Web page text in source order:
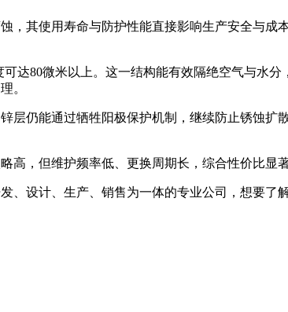
其使用寿命与防护性能直接影响生产安全与成本
80微米以上。这一结构能有效隔绝空气与水分
。
仍能通过牺牲阳极保护机制，继续防止锈蚀扩
，但维护频率低、更换周期长，综合性价比显
设计、生产、销售为一体的专业公司，想要了